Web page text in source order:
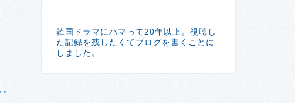
韓国ドラマにハマって20年以上。視聴し
た記録を残したくてブログを書くことに
しました。